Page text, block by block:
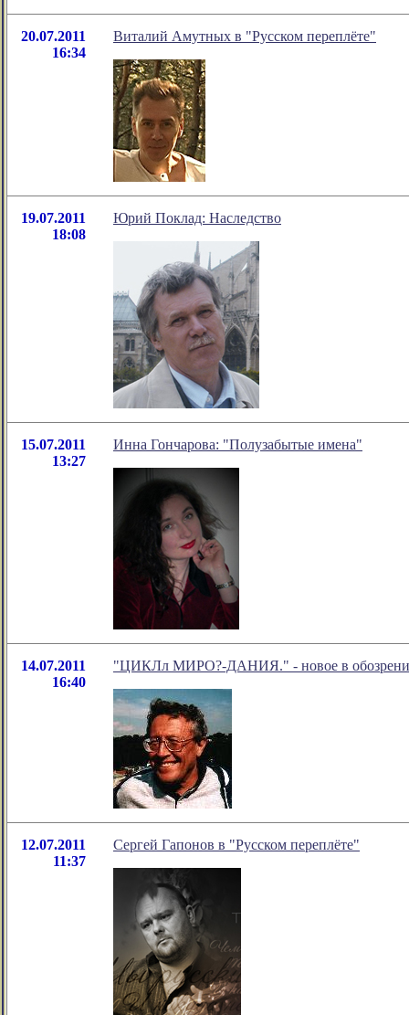
20.07.2011
16:34
Виталий Амутных в "Русском переплёте"
19.07.2011
18:08
Юрий Поклад: Наследство
15.07.2011
13:27
Инна Гончарова: "Полузабытые имена"
14.07.2011
16:40
"ЦИКЛл МИРО?-ДАНИЯ." - новое в обозрении
12.07.2011
11:37
Сергей Гапонов в "Русском переплёте"